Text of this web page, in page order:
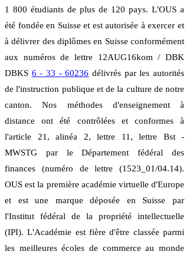
1 800 étudiants de plus de 120 pays. L'OUS a
été fondée en Suisse et est autorisée à exercer et
à délivrer des diplômes en Suisse conformément
aux numéros de lettre 12AUG16kom / DBK
DBKS 6 - 33 - 60236 délivrés par les autorités
de l'instruction publique et de la culture de notre
canton. Nos méthodes d'enseignement à
distance ont été contrôlées et conformes à
l'article 21, alinéa 2, lettre 11, lettre Bst -
MWSTG par le Département fédéral des
finances (numéro de lettre (1523_01/04.14).
OUS est la première académie virtuelle d'Europe
et est une marque déposée en Suisse par
l'Institut fédéral de la propriété intellectuelle
(IPI). L'Académie est fière d'être classée parmi
les meilleures écoles de commerce au monde